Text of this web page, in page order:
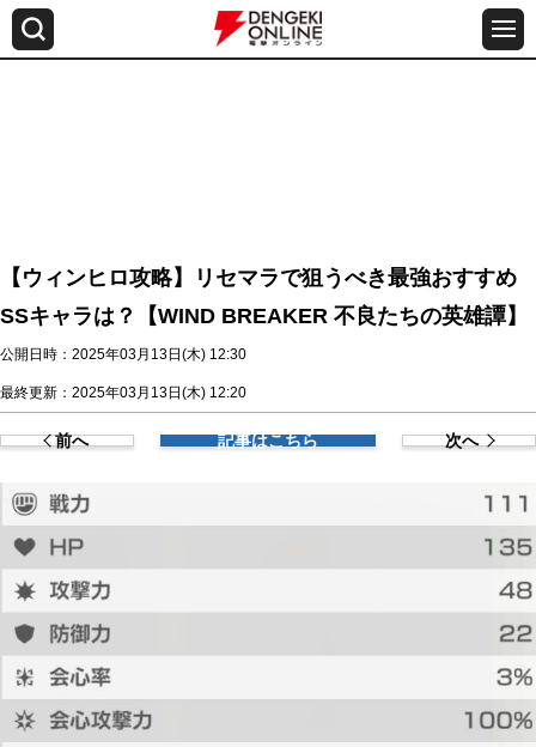
【ウィンヒロ攻略】リセマラで狙うべき最強おすすめ
SSキャラは？【WIND BREAKER 不良たちの英雄譚】
公開日時：2025年03月13日(木) 12:30
最終更新：2025年03月13日(木) 12:20
前へ 記事はこちら 次へ